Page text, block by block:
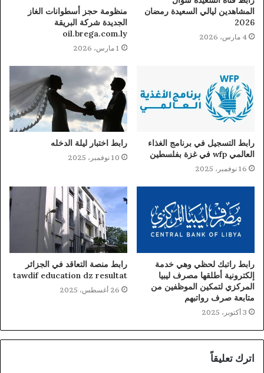
المشاهدين ليالي السعيدة رمضان
2026
4 مارس، 2026
منظومة حجز أسطوانات الغاز
الجديدة شركة البريقة
oil.brega.com.ly
1 مارس، 2026
رابط التسجيل في برنامج الغذاء
العالمي wfp في غزة بفلسطين
16 نوفمبر، 2025
رابط اختبار ليلة الدخله
10 نوفمبر، 2025
رابط راتبك لحظي وهي خدمة
إلكترونية أطلقها مصرف ليبيا
المركزي لتمكين الموظفين من
متابعة صرف رواتبهم
3 أكتوبر، 2025
رابط منصة التعاقد في الجزائر
tawdif education dz resultat
26 أغسطس، 2025
اترك تعليقاً